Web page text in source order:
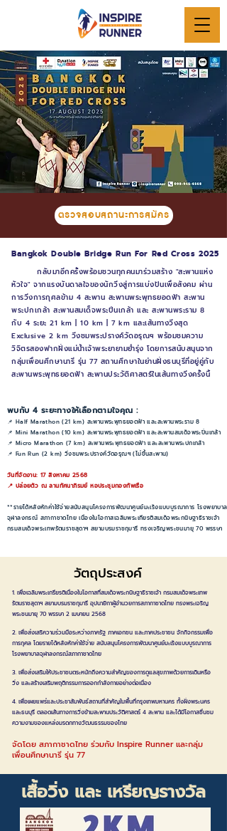
ตรวจสอบสถานะการสมัคร
Bangkok Double Bridge Run For Red Cross 2025
กลับมาอีกครั้งพร้อมชวนทุกคนมาร่วมสร้าง "สะพานแห่ง
หัวใจ" จากแรงบันดาลใจของนักวิ่งสู่การแบ่งปันเพื่อสังคม ผ่าน
การวิ่งการกุศลข้าม 4 สะพาน สะพานพระพุทธยอดฟ้า สะพาน
พระปกเกล้า สะพานสมเด็จพระปิ่นเกล้า และ สะพานพระราม 8
กับ 4 ระยะ 21 km | 10 km | 7 km และเส้นทางวิ่งสุด
Exclusive 2 km วิ่งชมพระปรางค์วัดอรุณฯ พร้อมชมความ
วิจิตรสองฟากฝั่งแม่น้ำเจ้าพระยายามย่ำรุ่ง โดยการสนับสนุนจาก
กลุ่มเพื่อนศึกษานารี รุ่น 77 สถานศึกษาในย่านฝั่งธนบุรีที่อยู่คู่กับ
สะพานพระพุทธยอดฟ้า สะพานประวัติศาสตร์ในเส้นทางวิ่งครั้งนี้
พบกับ 4 ระยะทางให้เลือกตามใจคุณ :
📌 Half Marathon (21 km) สะพานพระพุทธยอดฟ้า และสะพานพระราม 8
📌 Mini Marathon (10 km) สะพานพระพุทธยอดฟ้า และสะพานสมเด็จพระปิ่นเกล้า
📌 Micro Marathon (7 km) สะพานพระพุทธยอดฟ้า และสะพานพระปกเกล้า
📌 Fun Run (2 km) วิ่งชมพระปรางค์วัดอรุณฯ (ไม่ขึ้นสะพาน)
วันที่จัดงาน: 17 สิงหาคม 2568
📍 ปล่อยตัว ณ ลานทัศนาภิรมย์ หอประชุมกองทัพเรือ
**รายได้หลังหักค่าใช้จ่ายสนับสนุนโครงการพัฒนาศูนย์มะเร็งแบบบูรณาการ โรงพยาบาล
จุฬาลงกรณ์ สภากาชาดไทย เนื่องในโอกาสเฉลิมพระเกียรติสมเด็จพระกนิษฐาธิราชเจ้า
กรมสมเด็จพระเทพรัตนราชสุดาฯ สยามบรมราชกุมารี ทรงเจริญพระชนมายุ 70 พรรษา
วัตถุประสงค์
1. เพื่อเฉลิมพระเกรียรติเนื่องในโอกาสที่สมเด็จพระกนิษฐาธิราชเจ้า กรมสมเด็จพระเทพ
รัตนราชสุดาฯ สยามบรมราชกุมารี อุปนายิกาผู้อำนวยการสภากาชาดไทย ทรงพระเจริญ
พระชนมายุ 70 พรรษา 2 เมษายน 2568
2. เพื่อส่งเสริความร่วมมือระหว่างภาครัฐ ภาคเอกชน และภาคประชาชน จักกิจกรรมเพื่อ
การกุศล โดยรายได้หลังหักค่าใช้จ่าย สนับสนุนโครงการพัฒนาศูนย์มะเร็งแบบบูรณาการ
โรงพยาบาลจุฬาลงกรณ์สภากาชาดไทย
3. เพื่อส่งเสริมให้ประชาชนตระหนักถึงความสำคัญของการดูแลสุขภาพด้วยการเดินหรือ
วิ่ง และสร้างเสริมพฤติกรรมการออกกำลังกายอย่างต่อเนื่อง
4. เพื่อเผยแพร่และประชาสัมพันธ์สถานที่สำคัญในพื้นที่กรุงเทพมหานคร ทั้งฝั่งพระนคร
และธนบุรี ตลอดเส้นทางการวิ่งข้ามสะพานประวัติศาสตร์ 4 สะพาน และได้มีโอกาสชื่นชม
ความงามของแหล่งมรดกทางวัฒนธรรมของไทย
จัดโดย สภากาชาดไทย ร่วมกับ Inspire Runner และกลุ่ม
เพื่อนศึกษานารี รุ่น 77
เสื้อวิ่ง และ เหรียญรางวัล